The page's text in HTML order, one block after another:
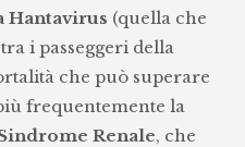
Hantavirus (quella che
i passeggeri della
che può superare
frequentemente la
Renale, che